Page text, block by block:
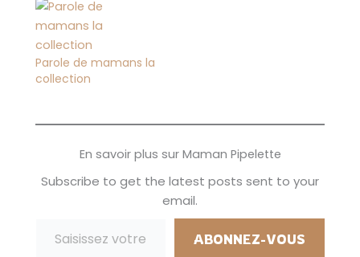
commence par oups
font tous des
(malheureusement
pour nous…
Parole de mamans la
collection
En savoir plus sur Maman Pipelette
Subscribe to get the latest posts sent to your
email.
ABONNEZ-VOUS